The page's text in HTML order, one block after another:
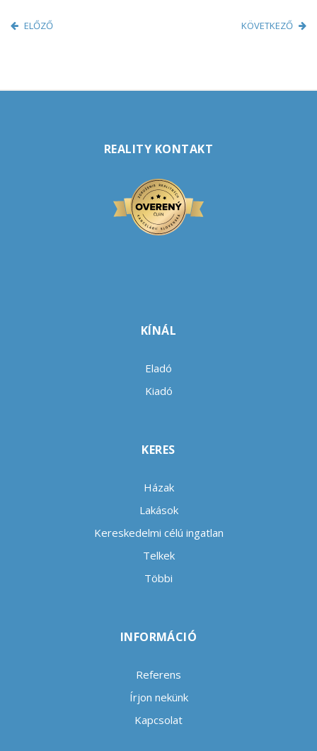
ELŐZŐ KÖVETKEZŐ
REALITY KONTAKT
KÍNÁL
Eladó
Kiadó
KERES
Házak
Lakások
Kereskedelmi célú ingatlan
Telkek
Többi
INFORMÁCIÓ
Referens
Írjon nekünk
Kapcsolat